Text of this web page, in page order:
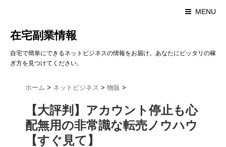
MENU
在宅副業情報
自宅で簡単にできるネットビジネスの情報をお届け。あなたにピッタリの稼
ぎ方を見つけてください。
ホーム > ネットビジネス > 物販 >
【大評判】アカウント停止も心
配無用の非常識な転売ノウハウ
【すぐ見て】